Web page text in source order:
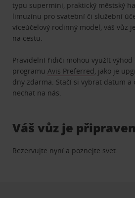
typu supermini, praktický městský
limuzínu pro svatební či služební
víceúčelový rodinný model, váš vůz
na cestu.
Pravidelní řidiči mohou využít
programuAvis Preferred, jako je
dny zdarma. Stačí si vybrat datum a
nechat na nás.
Váš vůz je
Rezervujte nyní a poznejte svet.